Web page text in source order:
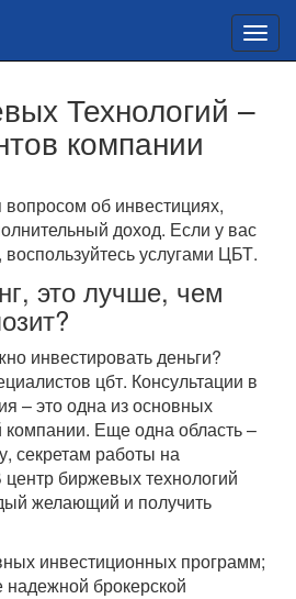
Технологий –
компании
об инвестициях,
доход. Если у вас
услугами ЦБТ.
это лучше, чем
инвестировать деньги?
цбт. Консультации в
– это одна из основных
Еще одна область –
секретам работы на
биржевых технологий
желающий и получить
инвестиционных программ;
брокерской